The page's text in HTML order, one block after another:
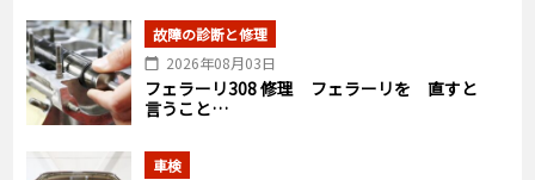
故障の診断と修理
2026年08月03日
フェラーリ308 修理 フェラーリを 直すと
言うこと…
車検